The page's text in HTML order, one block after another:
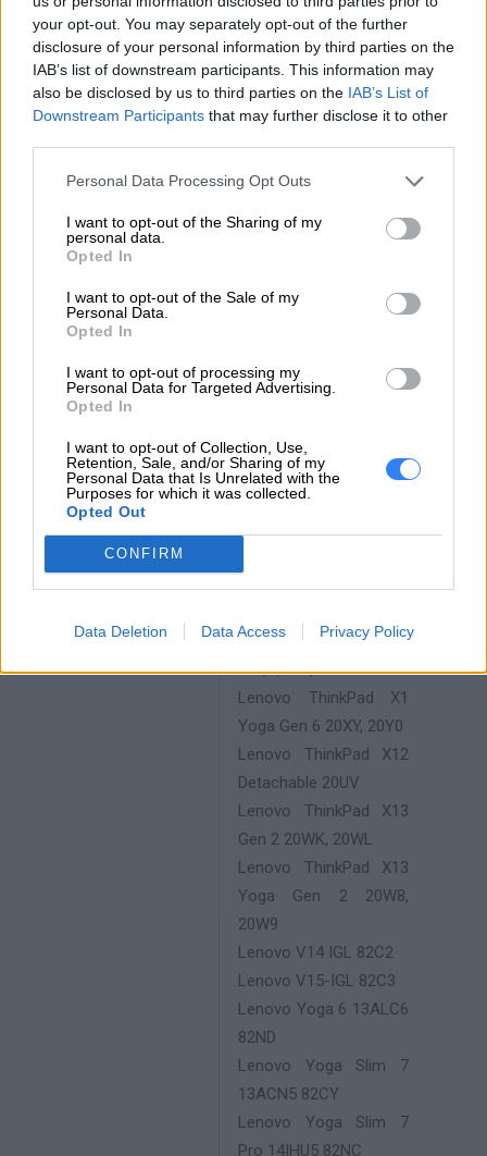
your opt-out. You may separately opt-out of the further
disclosure of your personal information by third parties on the
IAB’s list of downstream participants. This information may
also be disclosed by us to third parties on the IAB’s List of
Downstream Participants that may further disclose it to other
Personal Data Processing Opt Outs
I want to opt-out of the Sharing of my
personal data.
Opted In
I want to opt-out of the Sale of my
Personal Data.
Opted In
I want to opt-out of processing my
Personal Data for Targeted Advertising.
Opted In
I want to opt-out of Collection, Use,
Retention, Sale, and/or Sharing of my
Personal Data that Is Unrelated with the
Purposes for which it was collected.
Opted Out
CONFIRM
Data Deletion Data Access Privacy Policy
Gen 2 20W6, 20W7
Lenovo ThinkPad P15v
Gen 1 20TR
Lenovo ThinkPad T14
Gen 2 20WN
Lenovo ThinkPad T15
Gen 1 20UR, 20US
Lenovo ThinkPad X1
20XX
Lenovo ThinkPad X1
Fold Gen 1 20RK, 20RL
20UQ
Titanium Yoga Gen 1
20QA, 20QB
Lenovo ThinkPad X1
Yoga Gen 6 20XY, 20Y0
Lenovo ThinkPad X12
Detachable 20UV
Lenovo ThinkPad X13
Gen 2 20WK, 20WL
Lenovo ThinkPad X13
Yoga Gen 2 20W8,
20W9
Lenovo V14 IGL 82C2
Lenovo V15-IGL 82C3
Lenovo Yoga 6 13ALC6
82ND
Lenovo Yoga Slim 7
13ACN5 82CY
Lenovo Yoga Slim 7
Pro 14IHU5 82NC